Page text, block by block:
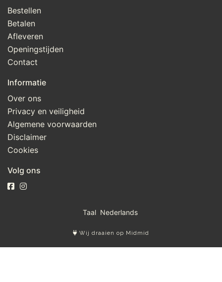
Bestellen
Betalen
Afleveren
Openingstijden
Contact
Informatie
Over ons
Privacy en veiligheid
Algemene voorwaarden
Disclaimer
Cookies
Volg ons
Taal
Wij draaien op Midmid